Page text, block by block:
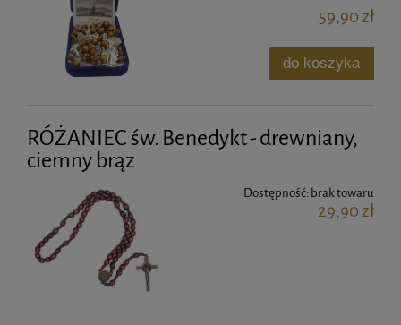
59,90 zł
do koszyka
RÓŻANIEC św. Benedykt - drewniany,
ciemny brąz
Dostępność: brak towaru
29,90 zł